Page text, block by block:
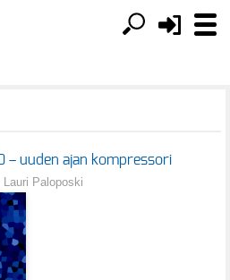
– uuden ajan kompressori
Lauri Paloposki